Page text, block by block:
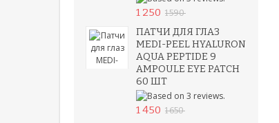
1 250 1 590
ПАТЧИ ДЛЯ ГЛАЗ
MEDI-PEEL HYALURON
AQUA PEPTIDE 9
AMPOULE EYE PATCH
60 ШТ
1 450 1 650